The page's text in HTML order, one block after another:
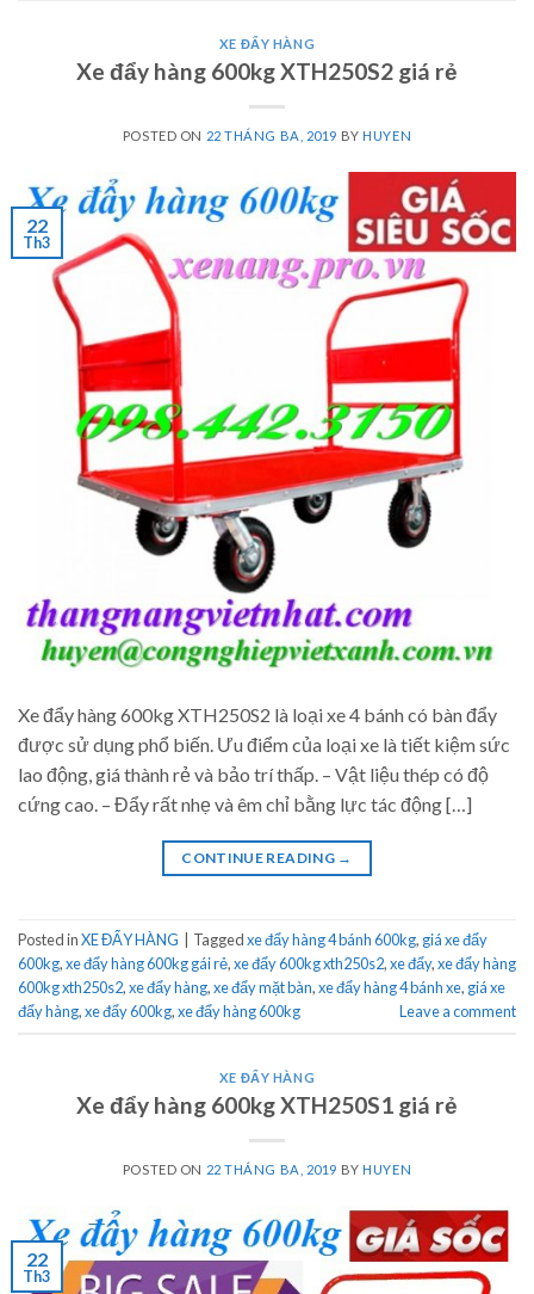
XE ĐẨY HÀNG
Xe đẩy hàng 600kg XTH250S2 giá rẻ
POSTED ON 22 THÁNG BA, 2019 BYHUYEN
22
Th3
Xe đẩy hàng 600kg XTH250S2 là loại xe 4 bánh có bàn đẩy
được sử dụng phổ biến. Ưu điểm của loại xe là tiết kiệm sức
lao động, giá thành rẻ và bảo trí thấp. – Vật liệu thép có độ
cứng cao. – Đẩy rất nhẹ và êm chỉ bằng lực tác động […]
CONTINUE READING →
Posted inXE ĐẨY HÀNG Taggedxe đẩy hàng 4 bánh 600kg, giá xe đẩy
600kg,xe đẩy hàng 600kg gái rẻ,xe đẩy 600kg xth250s2,xe đẩy,xe đẩy hàng
600kg xth250s2,xe đẩy hàng,xe đẩy mặt bàn,xe đẩy hàng 4 bánh xe, giá xe
đẩy hàng,xe đẩy 600kg,xe đẩy hàng 600kg Leave a comment
XE ĐẨY HÀNG
Xe đẩy hàng 600kg XTH250S1 giá rẻ
POSTED ON 22 THÁNG BA, 2019 BYHUYEN
22
Th3